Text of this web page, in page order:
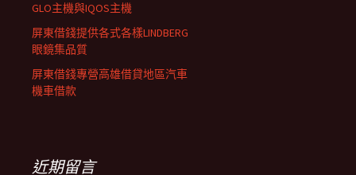
GLO主機與IQOS主機
屏東借錢提供各式各樣LINDBERG
眼鏡集品質
屏東借錢專營高雄借貸地區汽車
機車借款
近期留言